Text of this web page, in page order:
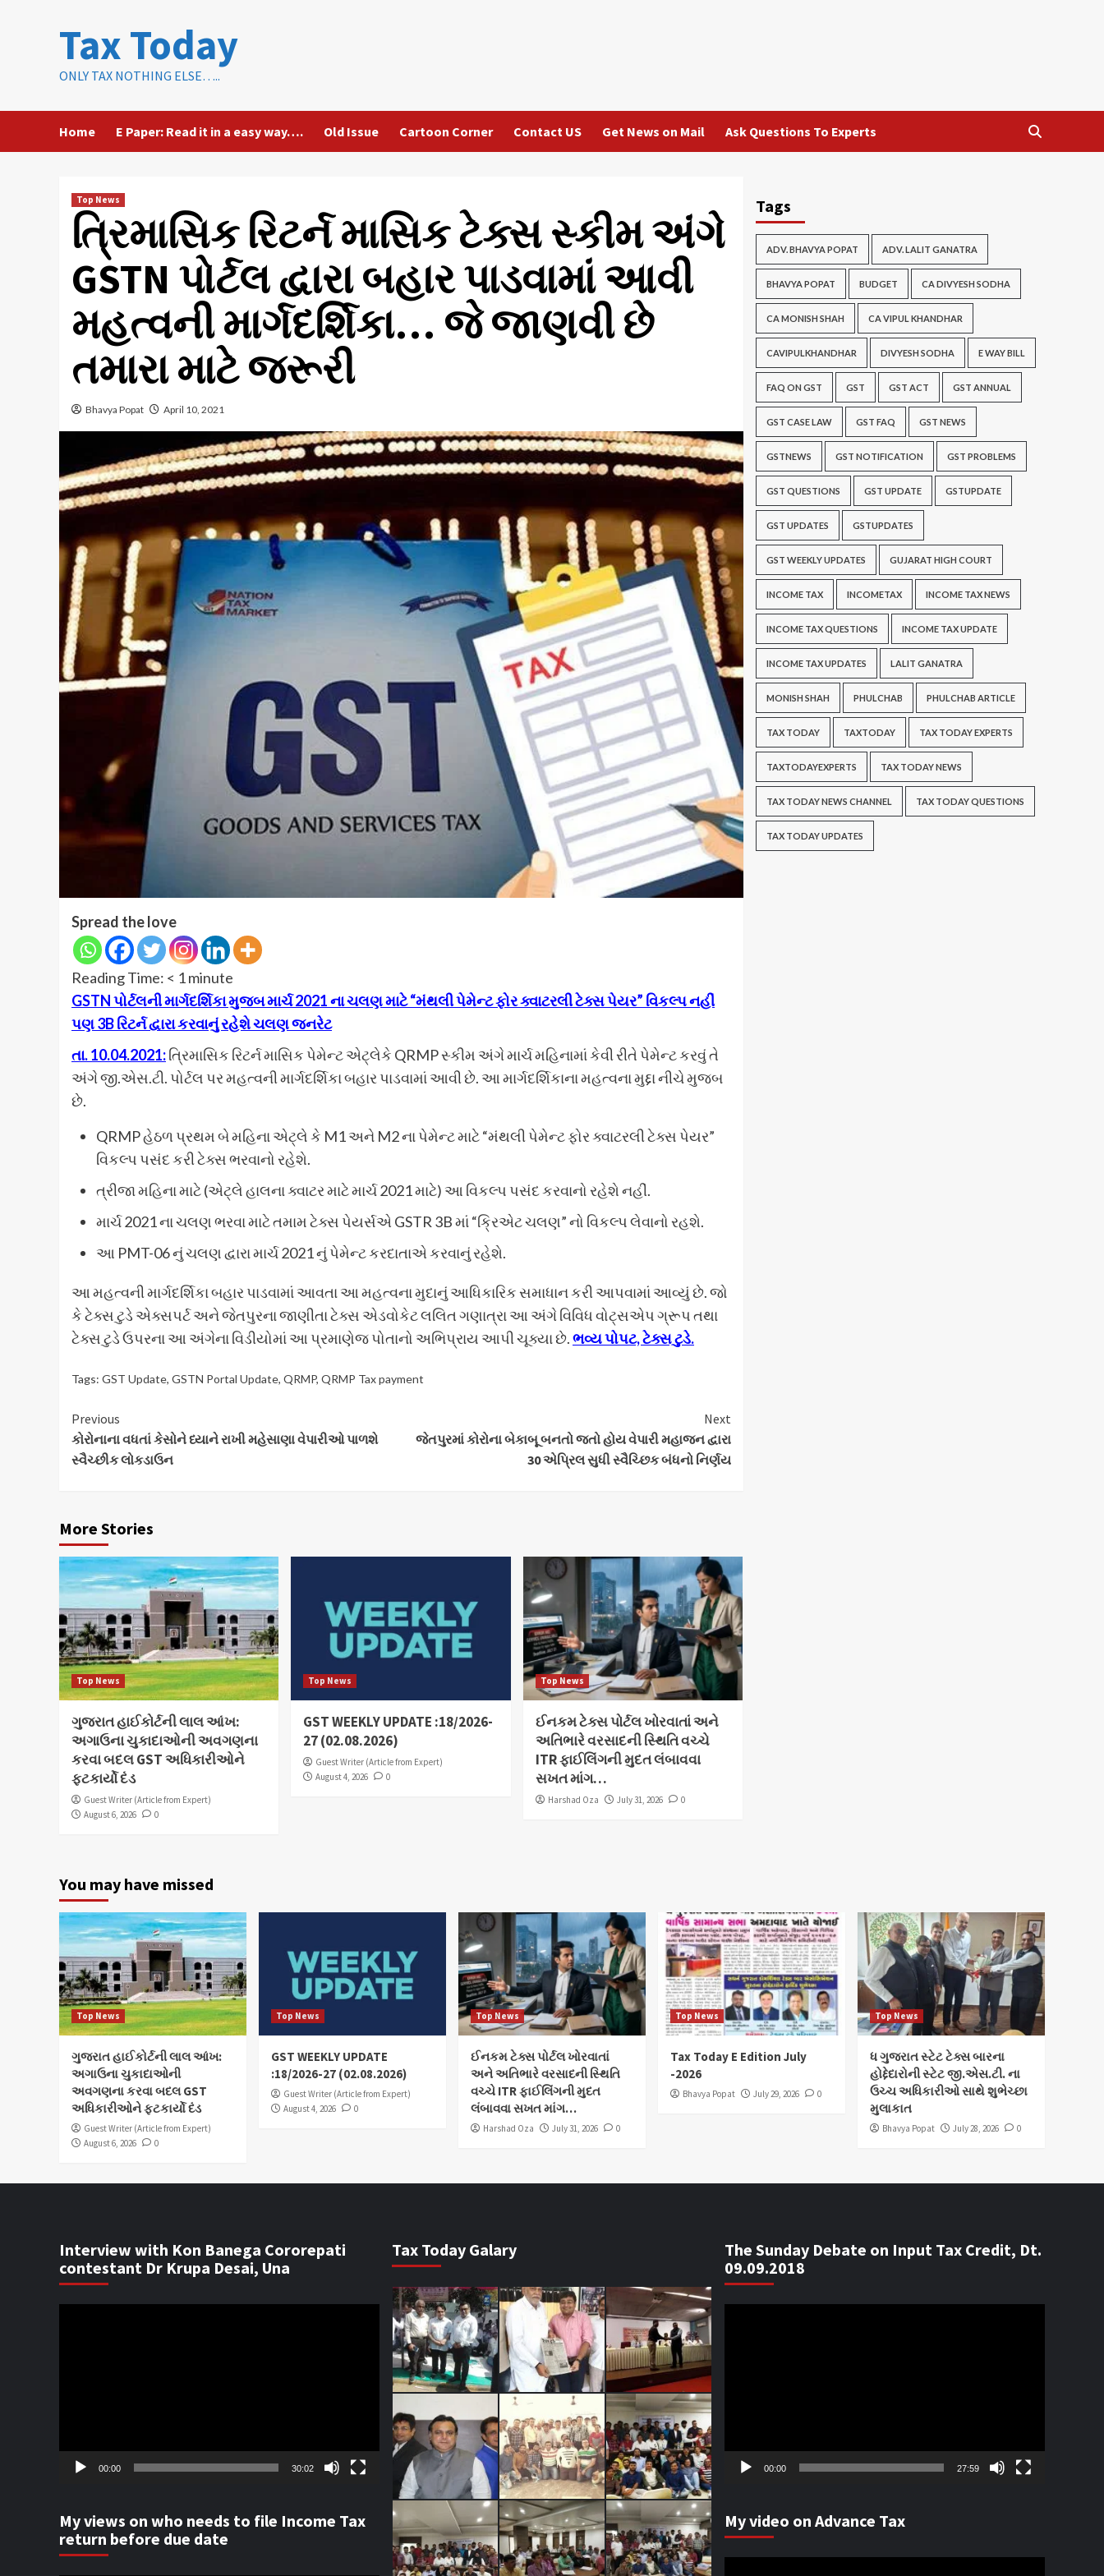
Tax Today
ONLY TAX NOTHING ELSE…..
Home E Paper: Read it in a easy way…. Old Issue Cartoon Corner Contact US Get News on Mail Ask Questions To Experts
Top News
ત્રિમાસિક રિટર્ન માસિક ટેક્સ સ્કીમ અંગે
GSTN પોર્ટલ દ્વારા બહાર પાડવામાં આવી
મહત્વની માર્ગદર્શિકા… જે જાણવી છે
તમારા માટે જરૂરી
Bhavya Popat April 10, 2021
Spread the love
Reading Time: < 1minute
GSTN પોર્ટલની માર્ગદર્શિકા મુજબ માર્ચ 2021 ના ચલણ માટે “મંથલી પેમેન્ટ ફોર ક્વાટરલી ટેક્સ પેયર” વિકલ્પ નહીં
પણ 3B રિટર્ન દ્વારા કરવાનું રહેશે ચલણ જનરેટ
તા. 10.04.2021:ત્રિમાસિક રિટર્ન માસિક પેમેન્ટ એટ્લેકે QRMP સ્કીમ અંગે માર્ચ મહિનામાં કેવી રીતે પેમેન્ટ કરવું તે
અંગે જી.એસ.ટી. પોર્ટલ પર મહત્વની માર્ગદર્શિકા બહાર પાડવામાં આવી છે. આ માર્ગદર્શિકાના મહત્વના મુદ્દા નીચે મુજબ
છે.
QRMP હેઠળ પ્રથમ બે મહિના એટ્લે કે M1 અને M2 ના પેમેન્ટ માટે “મંથલી પેમેન્ટ ફોર ક્વાટરલી ટેક્સ પેયર”
વિકલ્પ પસંદ કરી ટેક્સ ભરવાનો રહેશે.
ત્રીજા મહિના માટે (એટ્લે હાલના ક્વાટર માટે માર્ચ 2021 માટે) આ વિકલ્પ પસંદ કરવાનો રહેશે નહીં.
માર્ચ 2021 ના ચલણ ભરવા માટે તમામ ટેક્સ પેયર્સએ GSTR 3B માં “ક્રિએટ ચલણ” નો વિકલ્પ લેવાનો રહશે.
આ PMT-06 નું ચલણ દ્વારા માર્ચ 2021 નું પેમેન્ટ કરદાતાએ કરવાનું રહેશે.
આ મહત્વની માર્ગદર્શિકા બહાર પાડવામાં આવતા આ મહત્વના મુદાનું આધિકારિક સમાધાન કરી આપવામાં આવ્યું છે. જો
કે ટેક્સ ટુડે એક્સપર્ટ અને જેતપુરના જાણીતા ટેક્સ એડવોકેટ લલિત ગણાત્રા આ અંગે વિવિધ વોટ્સએપ ગ્રૂપ તથા
ટેક્સ ટુડે ઉપરના આ અંગેના વિડીયોમાં આ પ્રમાણેજ પોતાનો અભિપ્રાય આપી ચૂક્યા છે.ભવ્ય પોપટ, ટેક્સ ટુડે.
Tags: GST Update, GSTN Portal Update, QRMP, QRMP Tax payment
Continue
Reading
Previous
કોરોનાના વધતાં કેસોને ધ્યાને રાખી મહેસાણા વેપારીઓ પાળશે
સ્વૈચ્છીક લોકડાઉન
Next
જેતપુરમાં કોરોના બેકાબૂ બનતો જતો હોય વેપારી મહાજન દ્વારા
30 એપ્રિલ સુધી સ્વૈચ્છિક બંધનો નિર્ણય
More Stories
Top News
ગુજરાત હાઈકોર્ટની લાલ આંખ:
અગાઉના ચુકાદાઓની અવગણના
કરવા બદલ GST અધિકારીઓને
ફટકાર્યો દંડ
Guest Writer (Article from Expert)
August 6, 2026
0
Top News
GST WEEKLY UPDATE :18/2026-
27 (02.08.2026)
Guest Writer (Article from Expert)
August 4, 2026
0
Top News
ઈનકમ ટેક્સ પોર્ટલ ખોરવાતાં અને
અતિભારે વરસાદની સ્થિતિ વચ્ચે
ITR ફાઈલિંગની મુદત લંબાવવા
સખત માંગ…
Harshad Oza July 31, 2026 0
Tags
ADV. BHAVYA POPAT ADV. LALIT GANATRA
BHAVYA POPAT BUDGET CA DIVYESH SODHA
CA MONISH SHAH CA VIPUL KHANDHAR
CAVIPULKHANDHAR DIVYESH SODHA E WAY BILL
FAQ ON GST GST GST ACT GST ANNUAL
GST CASE LAW GST FAQ GST NEWS
GSTNEWS GST NOTIFICATION GST PROBLEMS
GST QUESTIONS GST UPDATE GSTUPDATE
GST UPDATES GSTUPDATES
GST WEEKLY UPDATES GUJARAT HIGH COURT
INCOME TAX INCOMETAX INCOME TAX NEWS
INCOME TAX QUESTIONS INCOME TAX UPDATE
INCOME TAX UPDATES LALIT GANATRA
MONISH SHAH PHULCHAB PHULCHAB ARTICLE
TAX TODAY TAXTODAY TAX TODAY EXPERTS
TAXTODAYEXPERTS TAX TODAY NEWS
TAX TODAY NEWS CHANNEL TAX TODAY QUESTIONS
TAX TODAY UPDATES
You may have missed
Top News
ગુજરાત હાઈકોર્ટની લાલ આંખ:
અગાઉના ચુકાદાઓની
અવગણના કરવા બદલ GST
અધિકારીઓને ફટકાર્યો દંડ
Guest Writer (Article from Expert)
August 6, 2026
0
Top News
GST WEEKLY UPDATE
:18/2026-27 (02.08.2026)
Guest Writer (Article from Expert)
August 4, 2026
0
Top News
ઈનકમ ટેક્સ પોર્ટલ ખોરવાતાં
અને અતિભારે વરસાદની સ્થિતિ
વચ્ચે ITR ફાઈલિંગની મુદત
લંબાવવા સખત માંગ…
Harshad Oza July 31, 2026 0
Top News
Tax Today E Edition July
-2026
Bhavya Popat July 29, 2026 0
Top News
ધ ગુજરાત સ્ટેટ ટેક્સ બારના
હોદ્દેદારોની સ્ટેટ જી.એસ.ટી. ના
ઉચ્ચ અધિકારીઓ સાથે શુભેચ્છા
મુલાકાત
Bhavya Popat July 28, 2026 0
Interview with Kon Banega Cororepati
contestant Dr Krupa Desai, Una
00:00 30:02
My views on who needs to file Income Tax
return before due date
Tax Today Galary
The Sunday Debate on Input Tax Credit, Dt.
09.09.2018
00:00 27:59
My video on Advance Tax